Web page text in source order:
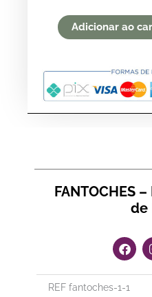
Dedoche
Noé
quantidade
Adicionar ao
FANTOCHES
de
F
a
e
b
REF fantoches-1-1